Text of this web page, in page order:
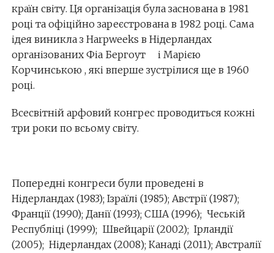
країн світу. Ця організація була заснована в 1981
році та офіційно зареєстрована в 1982 році. Сама
ідея виникла з Harpweeks в Нідерландах
організованих Фіа Бергоут і Марією
Корчинською , які вперше зустрілися ще в 1960
році.
Всесвітній арфовий конгрес проводиться кожні
три роки по всьому світу.
Попередні конгреси були проведені в
Нідерландах (1983); Ізраїлі (1985); Австрії (1987);
Франції (1990); Данії (1993); США (1996); Чеській
Республіці (1999); Швейцарії (2002); Ірландії
(2005); Нідерландах (2008); Канаді (2011); Австралії